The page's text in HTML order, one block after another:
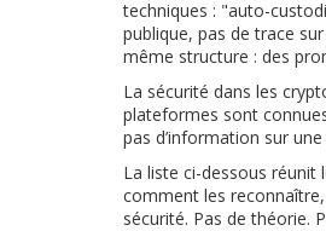
techniques : "auto-
publique, pas de trace
même structure : des
La sécurité dans les
plateformes sont
pas d’information sur
La liste ci-dessous réunit
comment les
sécurité. Pas de théorie.